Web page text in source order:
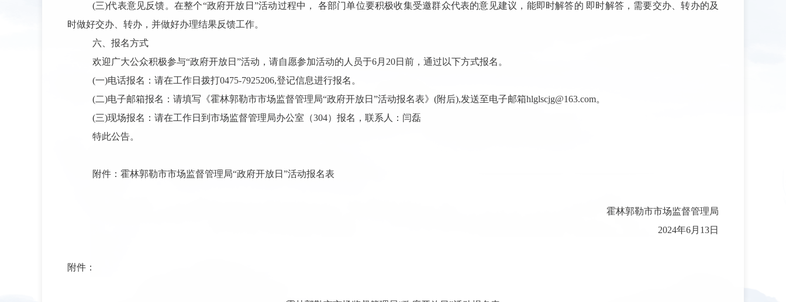
(三)代表意见反馈。在整个“政府开放日”活动过程中， 各部门单位要积极收集受邀群众代表的意见建议，能即时解答的 即时解答，需要交办、转办的及
时做好交办、转办，并做好办理结果反馈工作。
六、报名方式
欢迎广大公众积极参与“政府开放日”活动，请自愿参加活动的人员于6月20日前，通过以下方式报名。
(一)电话报名：请在工作日拨打0475-7925206,登记信息进行报名。
(二)电子邮箱报名：请填写《霍林郭勒市市场监督管理局“政府开放日”活动报名表》(附后),发送至电子邮箱hlglscjg@163.com。
(三)现场报名：请在工作日到市场监督管理局办公室（304）报名，联系人：闫磊
特此公告。
附件：霍林郭勒市市场监督管理局“政府开放日”活动报名表
霍林郭勒市市场监督管理局
2024年6月13日
附件：